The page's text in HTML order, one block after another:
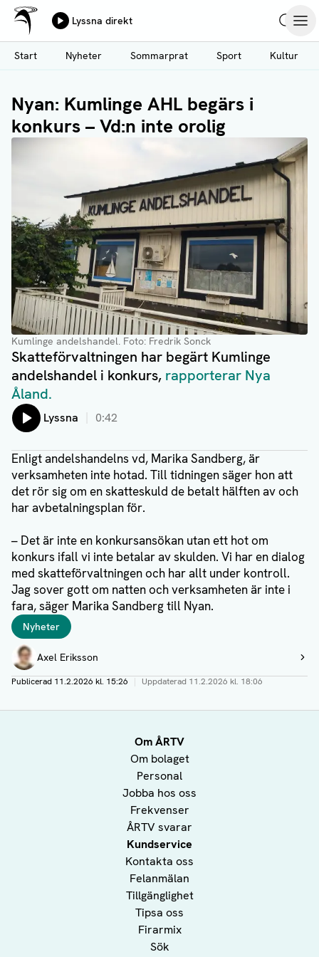
Hoppa
till
huvudinnehåll
Ålands Radio & TV
Lyssna direkt
Start
Nyheter Sommarprat Sport Kultur
Nyan: Kumlinge AHL begärs i
konkurs – Vd:n inte orolig
Kumlinge andelshandel. Foto: Fredrik Sonck
Skatteförvaltningen har begärt Kumlinge
andelshandel i konkurs, rapporterar Nya
Åland.
Lyssna 0:42
Enligt andelshandelns vd, Marika Sandberg, är
verksamheten inte hotad. Till tidningen säger hon att
det rör sig om en skatteskuld de betalt hälften av och
har avbetalningsplan för.
– Det är inte en konkursansökan utan ett hot om
konkurs ifall vi inte betalar av skulden. Vi har en dialog
med skatteförvaltningen och har allt under kontroll.
Jag sover gott om natten och verksamheten är inte i
fara, säger Marika Sandberg till Nyan.
Taggar
Nyheter
Författare
Axel Eriksson
Visa profil
Publicerad 11.2.2026 kl. 15:26 | Uppdaterad 11.2.2026 kl. 18:06
Om ÅRTV
Om bolaget
Personal
Jobba hos oss
Frekvenser
ÅRTV svarar
Kundservice
Kontakta oss
Felanmälan
Tillgänglighet
Tipsa oss
Firarmix
Sök